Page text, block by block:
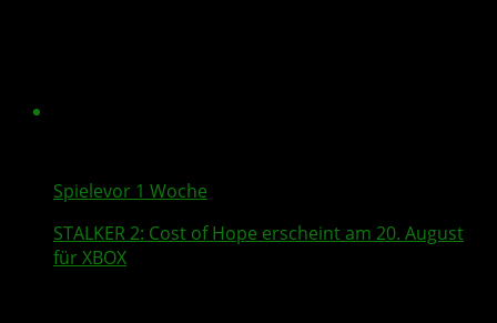
Spielevor 1 Woche
STALKER 2: Cost of Hope erscheint am 20. August
für XBOX